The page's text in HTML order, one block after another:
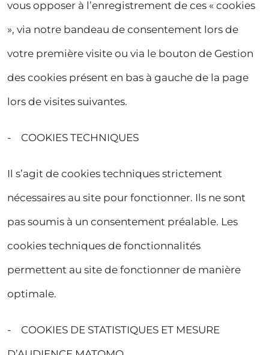
vous opposer à l’enregistrement de ces « cookies
», via notre bandeau de consentement lors de
votre première visite ou via le bouton de Gestion
des cookies présent en bas à gauche de la page
lors de visites suivantes.
- COOKIES TECHNIQUES
Il s’agit de cookies techniques strictement
nécessaires au site pour fonctionner. Ils ne sont
pas soumis à un consentement préalable. Les
cookies techniques de fonctionnalités
permettent au site de fonctionner de manière
optimale.
- COOKIES DE STATISTIQUES ET MESURE